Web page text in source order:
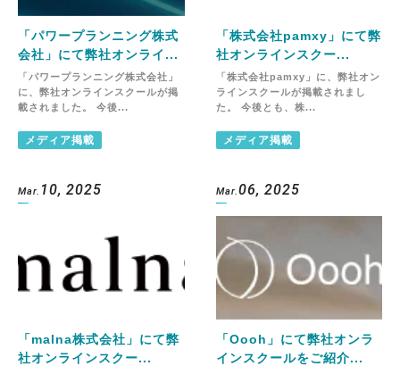
「パワープランニング株式
会社」にて弊社オンライ...
「パワープランニング株式会社」
に、弊社オンラインスクールが掲
載されました。 今後...
メディア掲載
「株式会社pamxy」にて弊
社オンラインスクー...
「株式会社pamxy」に、弊社オン
ラインスクールが掲載されまし
た。 今後とも、株...
メディア掲載
Mar. 10, 2025
「malna株式会社」にて弊
社オンラインスクー...
Mar.06, 2025
「Oooh」にて弊社オンラ
インスクールをご紹介...